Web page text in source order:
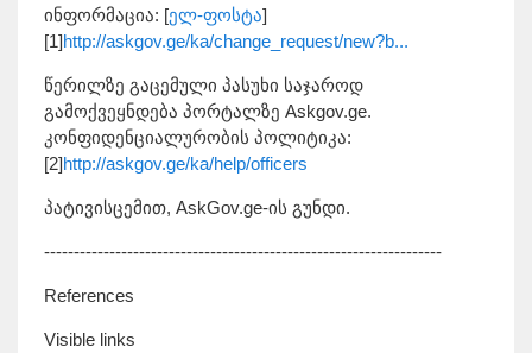
ინფორმაცია: [ელ-ფოსტა]
[1]http://askgov.ge/ka/change_request/new?b...
წერილზე გაცემული პასუხი საჯაროდ
გამოქვეყნდება პორტალზე Askgov.ge.
კონფიდენციალურობის პოლიტიკა:
[2]http://askgov.ge/ka/help/officers
პატივისცემით, AskGov.ge-ის გუნდი.
-------------------------------------------------------------------
References
Visible links